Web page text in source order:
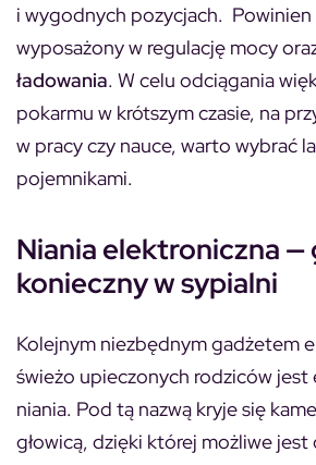
i wygodnych pozycjach.
wyposażony w regulację mocy
ładowania. W celu odciągania
pokarmu w krótszym czasie, na
w pracy czy nauce, warto wybrać
pojemnikami.
Niania elektroniczna —
konieczny w sypialni
Kolejnym niezbędnym gadżetem
świeżo upieczonych rodziców jest
niania. Pod tą nazwą kryje się
głowicą, dzięki której możliwe